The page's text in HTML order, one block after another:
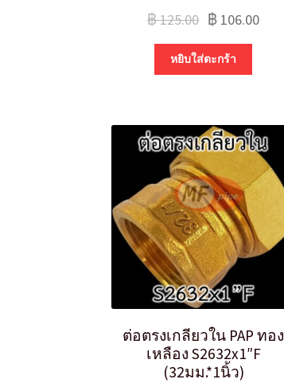
฿125.00 ฿ 106.00
หยิบใส่ตะกร้า
ต่อตรงเกลียวใน PAP ทอง
เหลือง S2632x1″F
(32มม.*1นิ้ว)